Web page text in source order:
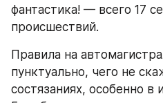
фантастика! — всего 17
происшествий.
Правила на
пунктуально, чего не
состязаниях, особенно в